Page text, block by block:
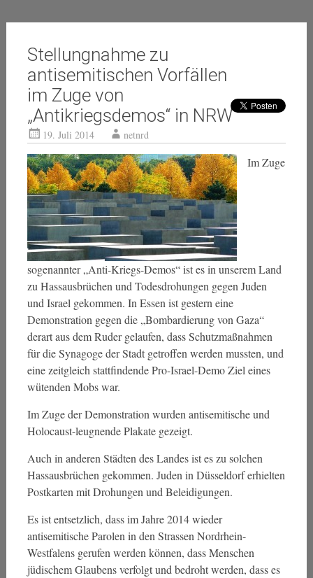
Stellungnahme zu
antisemitischen Vorfällen
im Zuge von
„Antikriegsdemos“ in NRW
19. Juli 2014 netnrd
Im Zuge
sogenannter „Anti-Kriegs-Demos“ ist es in unserem Land
zu Hassausbrüchen und Todesdrohungen gegen Juden
und Israel gekommen. In Essen ist gestern eine
Demonstration gegen die „Bombardierung von Gaza“
derart aus dem Ruder gelaufen, dass Schutzmaßnahmen
für die Synagoge der Stadt getroffen werden mussten, und
eine zeitgleich stattfindende Pro-Israel-Demo Ziel eines
wütenden Mobs war.
Im Zuge der Demonstration wurden antisemitische und
Holocaust-leugnende Plakate gezeigt.
Auch in anderen Städten des Landes ist es zu solchen
Hassausbrüchen gekommen. Juden in Düsseldorf erhielten
Postkarten mit Drohungen und Beleidigungen.
Es ist entsetzlich, dass im Jahre 2014 wieder
antisemitische Parolen in den Strassen Nordrhein-
Westfalens gerufen werden können, dass Menschen
jüdischem Glaubens verfolgt und bedroht werden, dass es